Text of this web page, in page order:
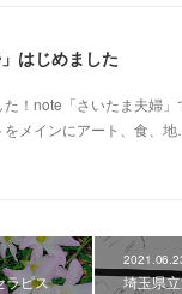
はじめました
！note「さいたま夫婦」
メインにアート、食、地…
ラピス
埼玉県